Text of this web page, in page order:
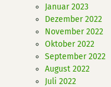
Januar 2023
Dezember 2022
November 2022
Oktober 2022
September 2022
August 2022
Juli 2022